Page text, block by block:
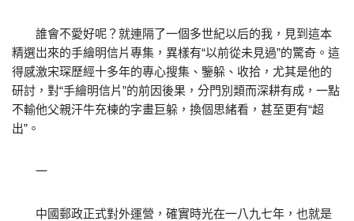
誰會不愛好呢？就連隔了一個多世紀以后的我，見到這本
精選岀來的手繪明信片專集，異樣有“以前從未見過”的驚奇。這
得感激宋琛歷經十多年的專心搜集、鑒躲、收拾，尤其是他的
研討，對“手繪明信片”的前因後果，分門別類而深耕有成，一點
不輸他父親汗牛充棟的字畫巨躲，換個思緒看，甚至更有“超
出”。
一
中國郵政正式對外運營，確實時光在一八九七年，也就是